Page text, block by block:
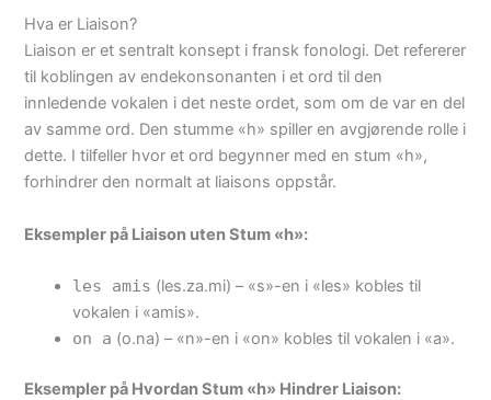
Hva er Liaison?
Liaison er et sentralt konsept i fransk fonologi. Det refererer
til koblingen av endekonsonanten i et ord til den
innledende vokalen i det neste ordet, som om de var en del
av samme ord. Den stumme «h» spiller en avgjørende rolle i
dette. I tilfeller hvor et ord begynner med en stum «h»,
forhindrer den normalt at liaisons oppstår.
Eksempler på Liaison uten Stum «h»:
les amis (les.za.mi) – «s»-en i «les» kobles til
vokalen i «amis».
on a (o.na) – «n»-en i «on» kobles til vokalen i «a».
Eksempler på Hvordan Stum «h» Hindrer Liaison: